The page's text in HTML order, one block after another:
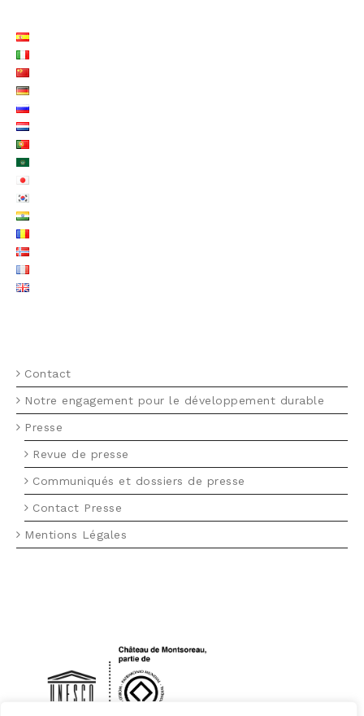
Contact
Notre engagement pour le développement durable
Presse
Revue de presse
Communiqués et dossiers de presse
Contact Presse
Mentions Légales